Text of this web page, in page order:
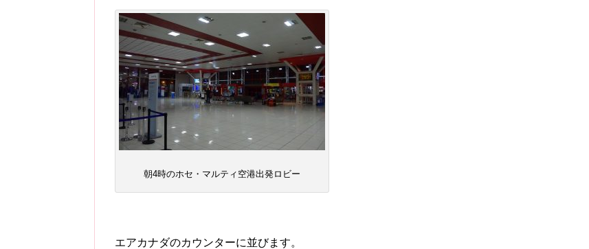
朝4時のホセ・マルティ空港出発ロビー
エアカナダのカウンターに並びます。